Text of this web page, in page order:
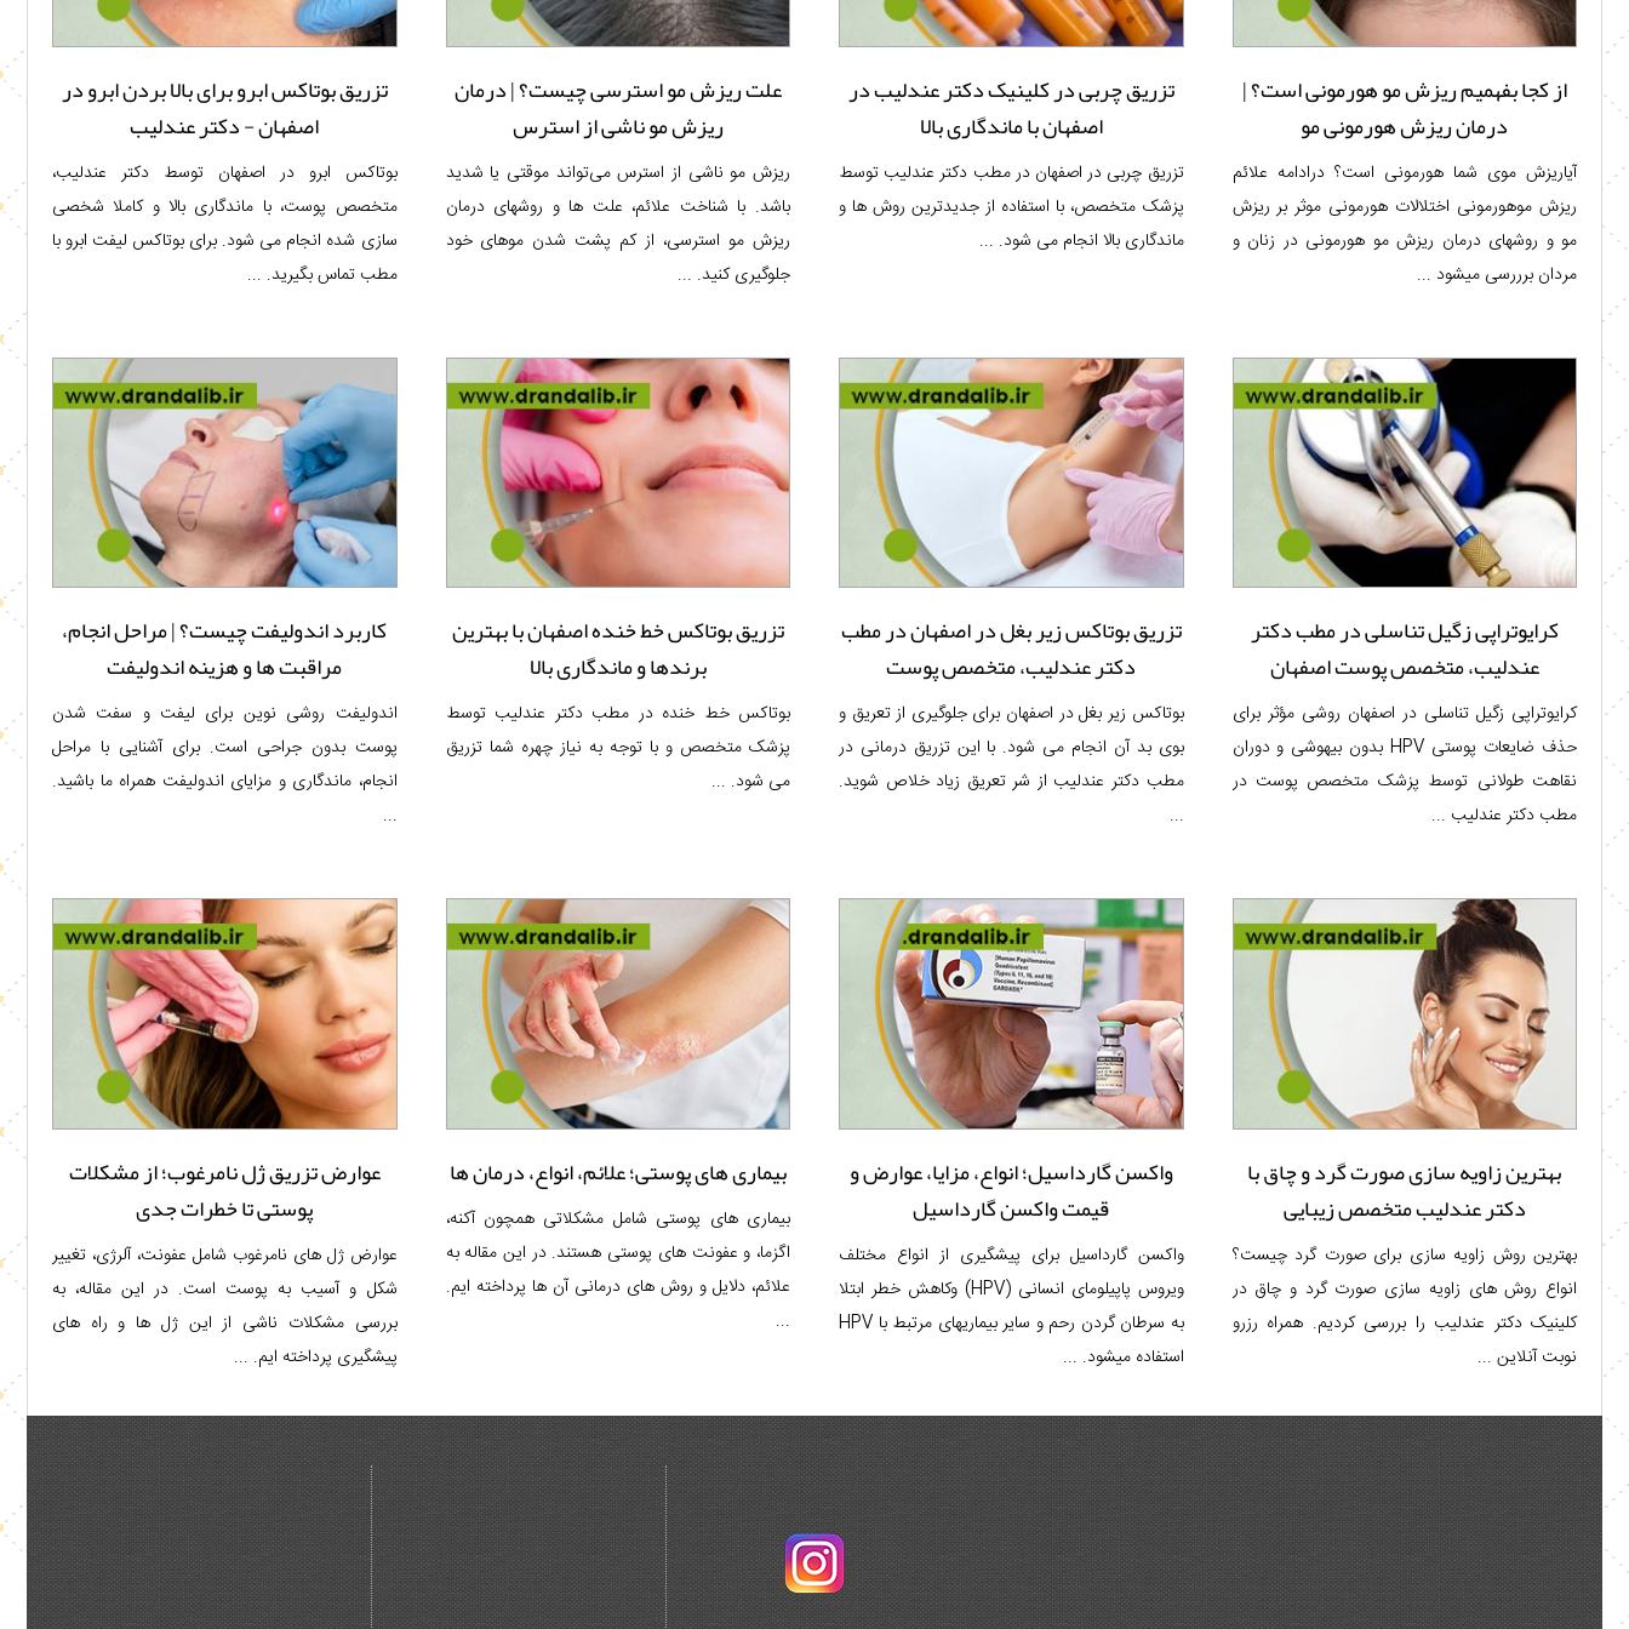
از کجا بفهمیم ریزش مو هورمونی است؟ |
درمان ریزش هورمونی مو
آیاریزش موی شما هورمونی است؟ درادامه علائم
ریزش موهورمونی اختلالات هورمونی موثر بر ریزش
مو و روشهای درمان ریزش مو هورمونی در زنان و
مردان برررسی میشود ...
تزریق چربی در کلینیک دکتر عندلیب در
اصفهان با ماندگاری بالا
تزریق چربی در اصفهان در مطب دکتر عندلیب توسط
پزشک متخصص، با استفاده از جدیدترین روش ها و
ماندگاری بالا انجام می شود. ...
علت ریزش مو استرسی چیست؟ | درمان
ریزش مو ناشی از استرس
ریزش مو ناشی از استرس می‌تواند موقتی یا شدید
باشد. با شناخت علائم، علت ها و روشهای درمان
ریزش مو استرسی، از کم پشت شدن موهای خود
جلوگیری کنید. ...
تزریق بوتاکس ابرو برای بالا بردن ابرو در
اصفهان - دکتر عندلیب
بوتاکس ابرو در اصفهان توسط دکتر عندلیب،
متخصص پوست، با ماندگاری بالا و کاملا شخصی
سازی شده انجام می شود. برای بوتاکس لیفت ابرو با
مطب تماس بگیرید. ...
کرایوتراپی زگیل تناسلی در مطب دکتر
عندلیب، متخصص پوست اصفهان
کرایوتراپی زگیل تناسلی در اصفهان روشی مؤثر برای
حذف ضایعات پوستی HPV بدون بیهوشی و دوران
نقاهت طولانی توسط پزشک متخصص پوست در
مطب دکتر عندلیب ...
تزریق بوتاکس زیر بغل در اصفهان در مطب
دکتر عندلیب، متخصص پوست
بوتاکس زیر بغل در اصفهان برای جلوگیری از تعریق و
بوی بد آن انجام می شود. با این تزریق درمانی در
مطب دکتر عندلیب از شر تعریق زیاد خلاص شوید.
...
تزریق بوتاکس خط خنده اصفهان با بهترین
برندها و ماندگاری بالا
بوتاکس خط خنده در مطب دکتر عندلیب توسط
پزشک متخصص و با توجه به نیاز چهره شما تزریق
می شود. ...
کاربرد اندولیفت چیست؟ | مراحل انجام،
مراقبت ها و هزینه اندولیفت
اندولیفت روشی نوین برای لیفت و سفت شدن
پوست بدون جراحی است. برای آشنایی با مراحل
انجام، ماندگاری و مزایای اندولیفت همراه ما باشید.
...
بهترین زاویه سازی صورت گرد و چاق با
دکتر عندلیب متخصص زیبایی
بهترین روش زاویه سازی برای صورت گرد چیست؟
انواع روش های زاویه سازی صورت گرد و چاق در
کلینیک دکتر عندلیب را بررسی کردیم. همراه رزرو
نوبت آنلاین ...
واکسن گارداسیل؛ انواع، مزایا، عوارض و
قیمت واکسن گارداسیل
واکسن گارداسیل برای پیشگیری از انواع مختلف
ویروس پاپیلومای انسانی (HPV) وکاهش خطر ابتلا
به سرطان گردن رحم و سایر بیماریهای مرتبط با HPV
استفاده میشود. ...
بیماری های پوستی؛ علائم، انواع، درمان ها
بیماری های پوستی شامل مشکلاتی همچون آکنه،
اگزما، و عفونت های پوستی هستند. در این مقاله به
علائم، دلایل و روش های درمانی آن ها پرداخته ایم.
...
عوارض تزریق ژل نامرغوب؛ از مشکلات
پوستی تا خطرات جدی
عوارض ژل های نامرغوب شامل عفونت، آلرژی، تغییر
شکل و آسیب به پوست است. در این مقاله، به
بررسی مشکلات ناشی از این ژل ها و راه های
پیشگیری پرداخته ایم. ...